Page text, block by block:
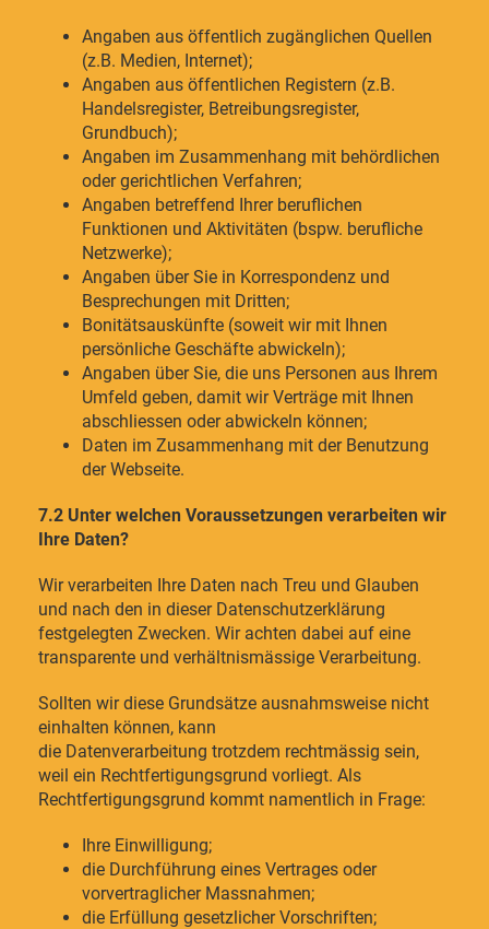
Angaben aus öffentlich zugänglichen Quellen
(z.B. Medien, Internet);
Angaben aus öffentlichen Registern (z.B.
Handelsregister, Betreibungsregister,
Grundbuch);
Angaben im Zusammenhang mit behördlichen
oder gerichtlichen Verfahren;
Angaben betreffend Ihrer beruflichen
Funktionen und Aktivitäten (bspw. berufliche
Netzwerke);
Angaben über Sie in Korrespondenz und
Besprechungen mit Dritten;
Bonitätsauskünfte (soweit wir mit Ihnen
persönliche Geschäfte abwickeln);
Angaben über Sie, die uns Personen aus Ihrem
Umfeld geben, damit wir Verträge mit Ihnen
abschliessen oder abwickeln können;
Daten im Zusammenhang mit der Benutzung
der Webseite.
7.2 Unter welchen Voraussetzungen verarbeiten wir
Ihre Daten?
Wir verarbeiten Ihre Daten nach Treu und Glauben
und nach den in dieser Datenschutzerklärung
festgelegten Zwecken. Wir achten dabei auf eine
transparente und verhältnismässige Verarbeitung.
Sollten wir diese Grundsätze ausnahmsweise nicht
einhalten können, kann
die Datenverarbeitung trotzdem rechtmässig sein,
weil ein Rechtfertigungsgrund vorliegt. Als
Rechtfertigungsgrund kommt namentlich in Frage:
Ihre Einwilligung;
die Durchführung eines Vertrages oder
vorvertraglicher Massnahmen;
die Erfüllung gesetzlicher Vorschriften;